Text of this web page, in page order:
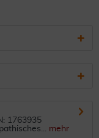
1763935
mehr